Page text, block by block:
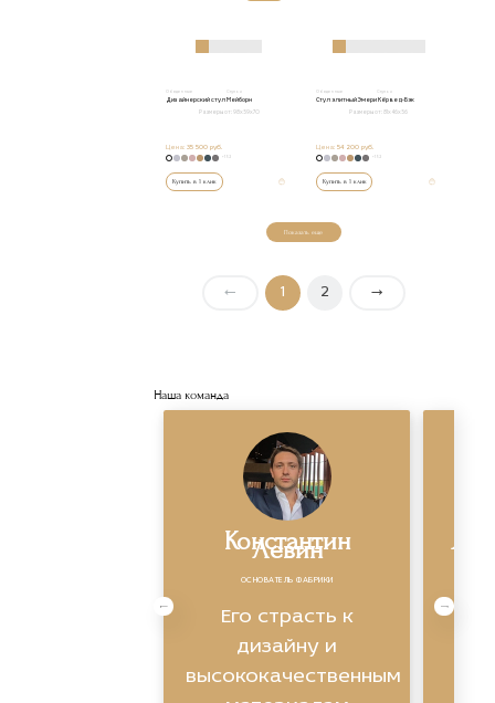
Обеденные Стулья
Дизайнерский стул Мейборн
Размеры от: 98х59х70
Цена: 35 500 руб.
+152
Купить в 1 клик
Обеденные Стулья
Стул элитный Эмери Кёрвед-Бэк
Размеры от: 81х46х56
Цена:54 200 руб.
+152
Купить в 1 клик
Показать еще
← 1 2 →
Наша команда
Константин
Левин
ОСНОВАТЕЛЬ ФАБРИКИ
Его страсть к
дизайну и
высококачественным